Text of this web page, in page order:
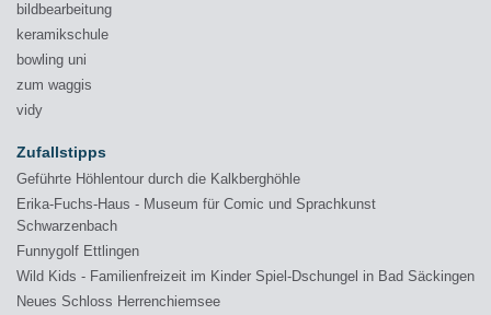
bildbearbeitung
keramikschule
bowling uni
zum waggis
vidy
Zufallstipps
Geführte Höhlentour durch die Kalkberghöhle
Erika-Fuchs-Haus - Museum für Comic und Sprachkunst
Schwarzenbach
Funnygolf Ettlingen
Wild Kids - Familienfreizeit im Kinder Spiel-Dschungel in Bad Säckingen
Neues Schloss Herrenchiemsee